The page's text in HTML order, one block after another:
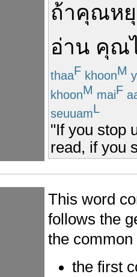
ถ้าคุณห
อ่าน คุณ
thaaF khoonM
khoonM maiF
seuuamL
"If you stop
read, if you
This word
follows the
the
the first